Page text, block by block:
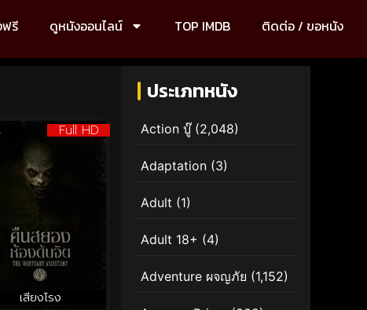
รี ดูหนังออนไลน์ TOP IMDB ติดต่อ / ขอหนัง
Full HD
เสียงโรง
ประเภทหนัง
Action บู๊(2,048)
Adaptation (3)
Adult (1)
Adult 18+ (4)
Adventure ผจญภัย (1,152)